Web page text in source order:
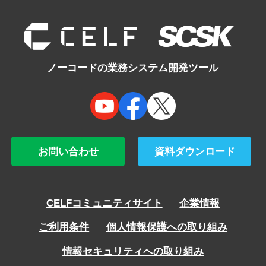
ノーコードの業務システム開発ツール
お問い合わせ 資料ダウンロード
CELFコミュニティサイト 企業情報
ご利用条件 個人情報保護への取り組み
情報セキュリティへの取り組み